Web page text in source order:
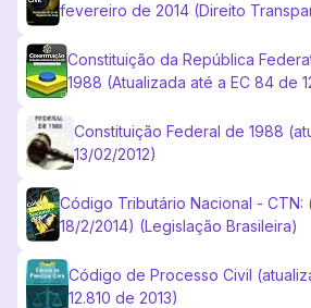
fevereiro de 2014 (Direito
Constituição da República
1988 (Atualizada até a EC 84 de
Constituição Federal de 1988
13/02/2012)
Código Tributário Nacional - CTN:
18/2/2014) (Legislação Brasileira)
Código de Processo Civil
12.810 de 2013)